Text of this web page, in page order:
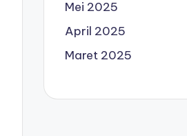
Mei 2025
April 2025
Maret 2025